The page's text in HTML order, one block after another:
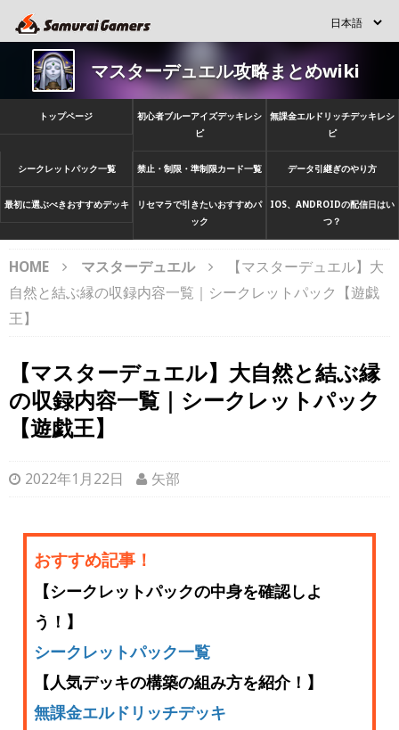
マスターデュエル攻略まとめwiki
トップページ
初心者ブルーアイズデッキレシ
ピ
無課金エルドリッチデッキレシ
ピ
シークレットパック一覧 禁止・制限・準制限カード一覧 データ引継ぎのやり方
最初に選ぶべきおすすめデッキ
リセマラで引きたいおすすめパ
ック
IOS、ANDROIDの配信日はい
つ？
HOME マスターデュエル
【マスターデュエル】大
自然と結ぶ縁の収録内容一覧｜シークレットパック【遊戯
王】
【マスターデュエル】大自然と結ぶ縁
の収録内容一覧｜シークレットパック
【遊戯王】
2022年1月22日 矢部
おすすめ記事！
【シークレットパックの中身を確認しよ
う！】
シークレットパック一覧
【人気デッキの構築の組み方を紹介！】
無課金エルドリッチデッキ